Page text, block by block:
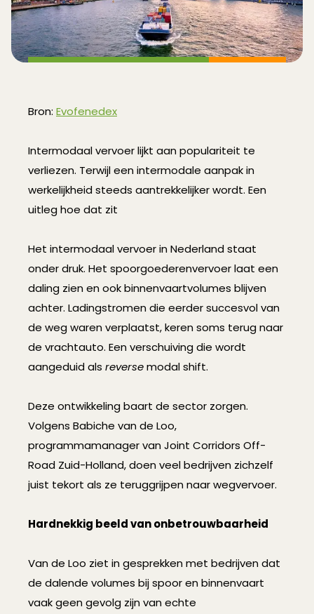
Bron: Evofenedex
Intermodaal vervoer lijkt aan populariteit te
verliezen. Terwijl een intermodale aanpak in
werkelijkheid steeds aantrekkelijker wordt. Een
uitleg hoe dat zit
Het intermodaal vervoer in Nederland staat
onder druk. Het spoorgoederenvervoer laat een
daling zien en ook binnenvaartvolumes blijven
achter. Ladingstromen die eerder succesvol van
de weg waren verplaatst, keren soms terug naar
de vrachtauto. Een verschuiving die wordt
aangeduid als reversemodal shift.
Deze ontwikkeling baart de sector zorgen.
Volgens Babiche van de Loo,
programmamanager van Joint Corridors Off-
Road Zuid-Holland, doen veel bedrijven zichzelf
juist tekort als ze teruggrijpen naar wegvervoer.
Hardnekkig beeld van onbetrouwbaarheid
Van de Loo ziet in gesprekken met bedrijven dat
de dalende volumes bij spoor en binnenvaart
vaak geen gevolg zijn van echte